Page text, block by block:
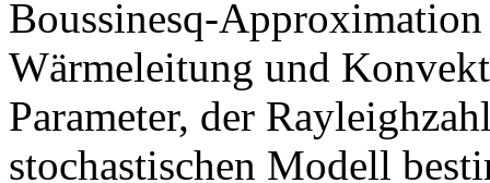
Boussinesq-
Wärmeleitung und
Parameter, der
stochastischen Modell